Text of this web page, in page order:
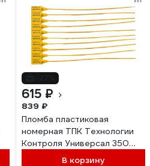
615 ₽
839 ₽
Пломба пластиковая
номерная ТПК Технологии
Контроля Универсал 350
(цвет: желтый) 100 шт
В корзину